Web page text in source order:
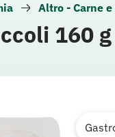
Altro - Carne
160 g